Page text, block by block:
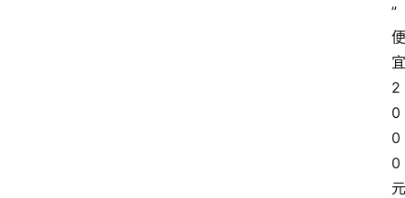
”
便
宜
2
0
0
0
元